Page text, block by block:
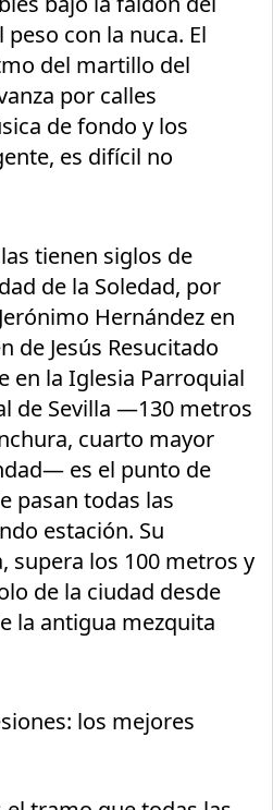
con la nuca. El
del martillo del
por calles
de fondo y los
es difícil no
tienen siglos de
de la Soledad, por
Hernández en
de Jesús Resucitado
en la Iglesia Parroquial
de Sevilla —130 metros
cuarto mayor
es el punto de
pasan todas las
estación. Su
supera los 100 metros y
de la ciudad desde
la antigua mezquita
los mejores